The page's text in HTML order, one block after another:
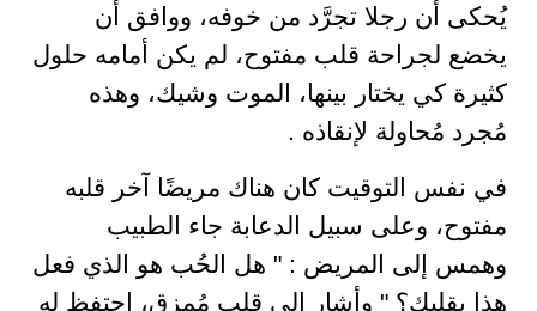
يُحكى أن رجلا تجرَّد من خوفه، ووافق أن
يخضع لجراحة قلب مفتوح، لم يكن أمامه حلول
كثيرة كي يختار بينها، الموت وشيك، وهذه
مُجرد مُحاولة لإنقاذه .
في نفس التوقيت كان هناك مريضًا آخر قلبه
مفتوح، وعلى سبيل الدعابة جاء الطبيب
وهمس إلى المريض : " هل الحُب هو الذي فعل
هذا بقلبك؟ " وأشار إلى قلب مُمزق، احتفظ له